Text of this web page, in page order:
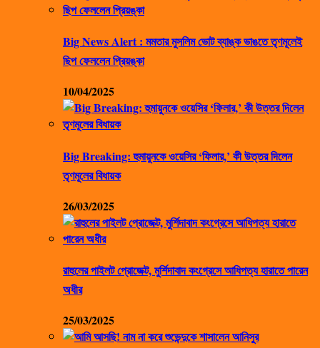
Big News Alert : মমতার মুসলিম ভোট ব্যাঙ্ক ভাঙতে তৃণমূলেই
ছিপ ফেললেন প্রিয়ঙ্কা
10/04/2025
Big Breaking: হুমায়ুনকে ওয়েসির ‘ফিলার,’ কী উত্তর দিলেন
তৃণমূলের বিধায়ক
26/03/2025
রাহুলের পাইলট প্রোজেক্ট, মুর্শিদাবাদ কংগ্রেসে আধিপত্য হারাতে পারেন
অধীর
25/03/2025